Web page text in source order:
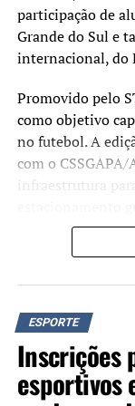
jogos do
dupla Grenal. O
início, mas está
TÓPICOS
A SEGUIR UP
Estudantes
conquistam 50
NO COM:
participação de
Grande do Sul e
internacional, do
Promovido pelo
como objetivo
no futebol. A
com o
infraestrutura
utilizados nas
certificação de
os formandos,
ampliando a
diversidade
A edição de 2026
ESPORTE
Inscrições
esportivos